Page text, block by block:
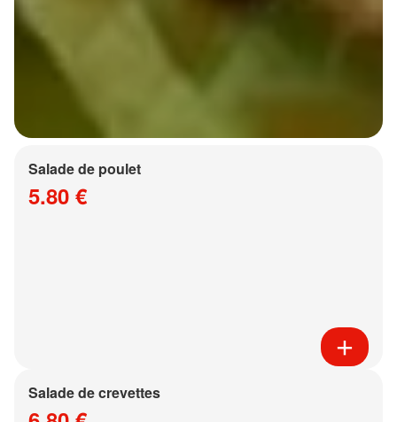
Salade de poulet
5.80 €
Salade de crevettes